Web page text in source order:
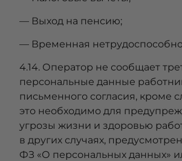
— Выход на пенсию;
— Временная
4.14. Оператор не сообщает
персональные данные
письменного согласия, кроме
это необходимо для
угрозы жизни и здоровью
в других случаях,
ФЗ «О персональных данных»